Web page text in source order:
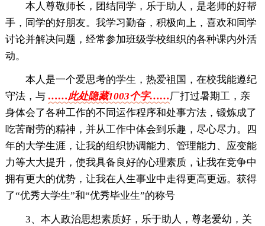
本人尊敬师长，团结同学，乐于助人，是老师的好帮
手，同学的好朋友。我学习勤奋，积极向上，喜欢和同学
讨论并解决问题，经常参加班级学校组织的各种课内外活
动。
本人是一个爱思考的学生，热爱祖国，在校我能遵纪
守法，与 ……此处隐藏1003个字……厂打过暑期工，亲
身体会了各种工作的不同运作程序和处事方法，锻炼成了
吃苦耐劳的精神，并从工作中体会到乐趣，尽心尽力。四
年的大学生涯，让我的组织协调能力、管理能力、应变能
力等大大提升，使我具备良好的心理素质，让我在竞争中
拥有更大的优势，让我在人生事业中走得更高更远。获得
了“优秀大学生”和“优秀毕业生”的称号
3、本人政治思想素质好，乐于助人，尊老爱幼，关